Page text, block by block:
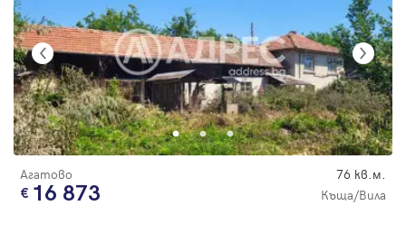
Агатово 76 кв.м.
16 873 Къща/Вила
Регистрация